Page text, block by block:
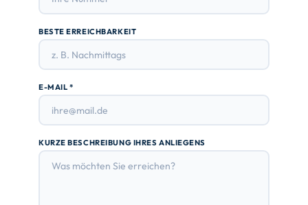
BESTE ERREICHBARKEIT
E-MAIL *
KURZE BESCHREIBUNG IHRES ANLIEGENS